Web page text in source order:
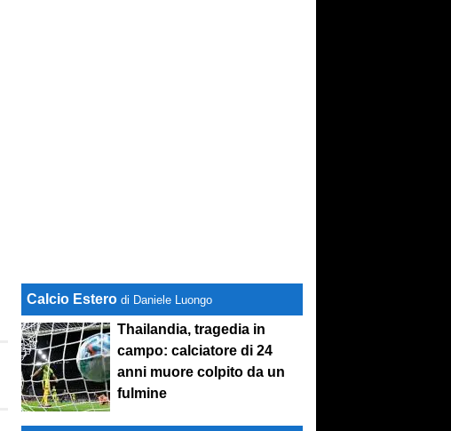
Calcio Estero di Daniele Luongo
Thailandia, tragedia in
campo: calciatore di 24
anni muore colpito da un
fulmine